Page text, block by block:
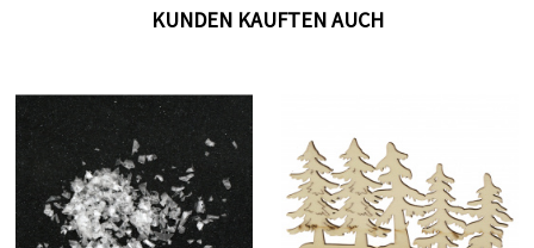
KUNDEN KAUFTEN AUCH